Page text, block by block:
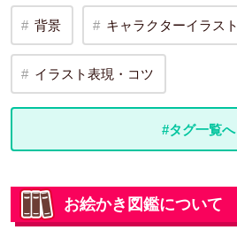
背景 キャラクターイラスト
イラスト表現・コツ
#タグ一覧へ
お絵かき図鑑について